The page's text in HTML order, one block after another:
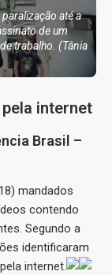
até a
de um
trabalho. (Tânia
internet
Brasil –
mandados
contendo
Segundo a
identificaram
internet.